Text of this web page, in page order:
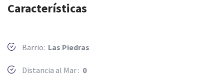
Características
Barrio: Las Piedras
Distancia al Mar : 0